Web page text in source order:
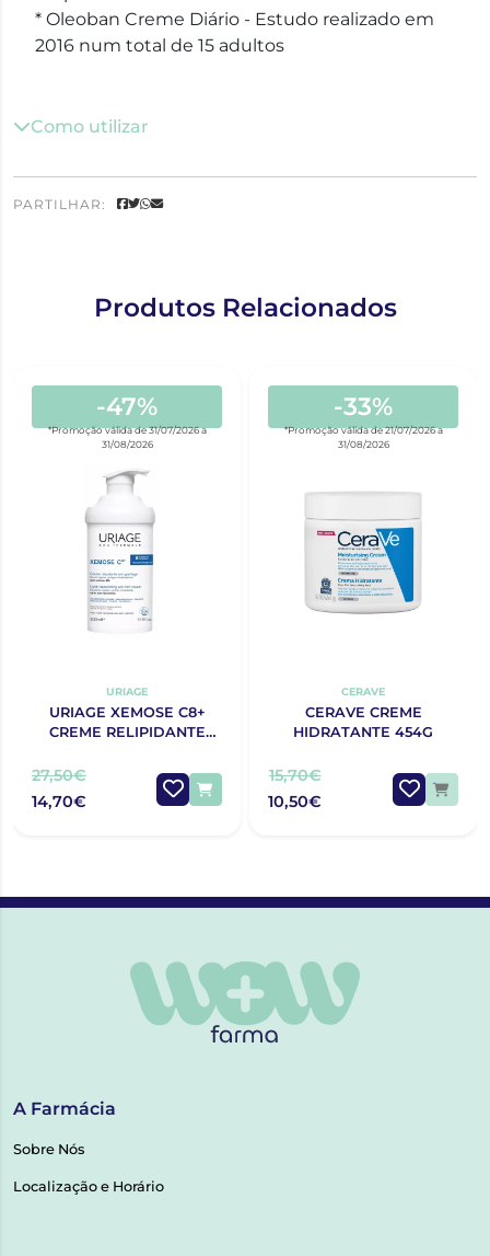
* Oleoban Creme Diário - Estudo realizado em
2016 num total de 15 adultos
Como utilizar
PARTILHAR:
Produtos Relacionados
-47%
*Promoção válida de 31/07/2026 a
31/08/2026
URIAGE
URIAGE XEMOSE C8+
CREME RELIPIDANTE
27,50€
14,70€
-33%
*Promoção válida de 21/07/2026 a
31/08/2026
CERAVE
CERAVE CREME
HIDRATANTE 454G
15,70€
10,50€
A Farmácia
Sobre Nós
Localização e Horário